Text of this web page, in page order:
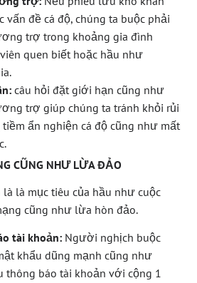
đề cá độ, chúng ta buộc phải
trợ trong khoảng gia đình
quen biết hoặc hầu như
câu hỏi đặt giới hạn cũng như
trợ giúp chúng ta tránh khỏi rủi
ẩn nghiện cá độ cũng như mất
CŨNG NHƯ LỪA ĐẢO
là là mục tiêu của hầu như cuộc
cũng như lừa hòn đảo.
tài khoản: Người nghịch buộc
khẩu dũng mạnh cũng như
thông báo tài khoản với cộng 1